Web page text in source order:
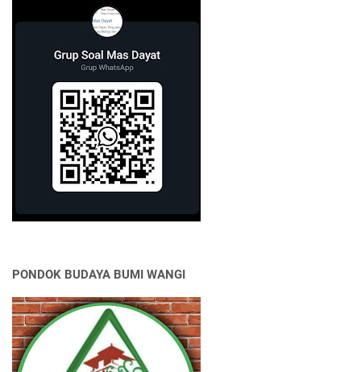
PONDOK BUDAYA BUMI WANGI